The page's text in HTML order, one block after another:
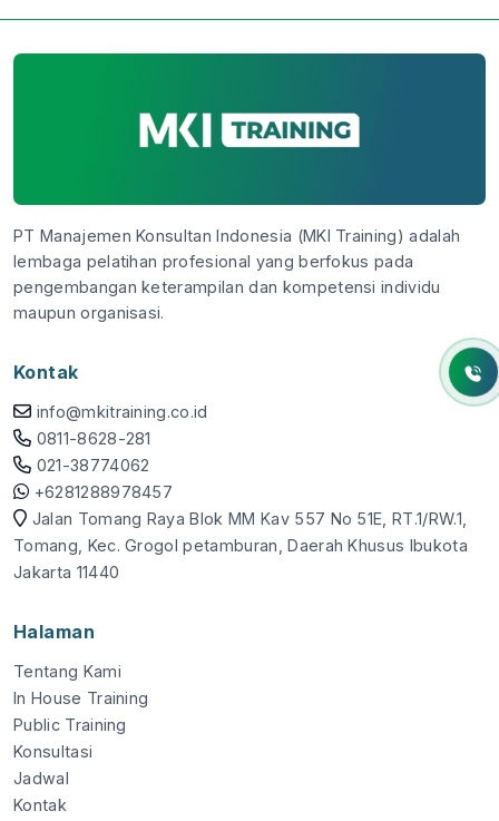
PT Manajemen Konsultan Indonesia (MKI Training) adalah
lembaga pelatihan profesional yang berfokus pada
pengembangan keterampilan dan kompetensi individu
maupun organisasi.
Kontak
info@mkitraining.co.id
0811-8628-281
021-38774062
+6281288978457
Jalan Tomang Raya Blok MM Kav 557 No 51E, RT.1/RW.1,
Tomang, Kec. Grogol petamburan, Daerah Khusus Ibukota
Jakarta 11440
Halaman
Tentang Kami
In House Training
Public Training
Konsultasi
Jadwal
Kontak